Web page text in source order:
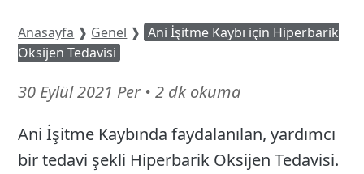
Anasayfa ❱ Genel ❱ Ani İşitme Kaybı için Hiperbarik
Oksijen Tedavisi
30 Eylül 2021 Per 13
26
• 2 dk okuma
Ani İşitme Kaybında faydalanılan, yardımcı
bir tedavi şekli Hiperbarik Oksijen Tedavisi.